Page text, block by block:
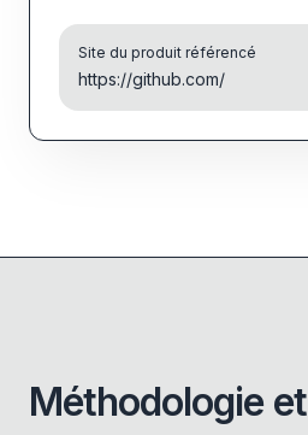
Site du produit référencé
https://github.com/
Méthodologie et